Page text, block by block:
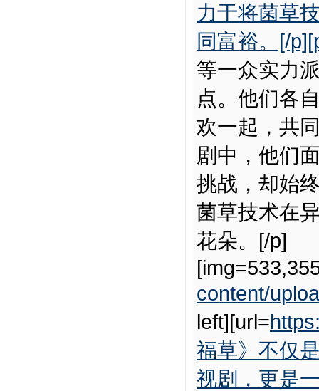
力于将菌草
同富裕。[/
等一众实力
点。他们各
欢一起，共
剧中，他们
挑战，却始
菌草技术在
花朵。[/p]
content/
left][url=
福草》不仅
视剧，更是